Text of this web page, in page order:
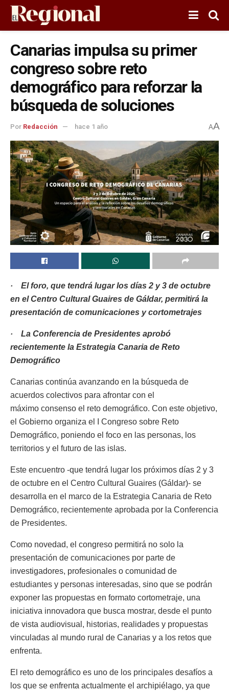
Canarias impulsa su primer
congreso sobre reto
demográfico para reforzar la
búsqueda de soluciones
Por Redacción hace 1 año AA
· El foro, que tendrá lugar los días 2 y 3 de octubre
en el Centro Cultural Guaires de Gáldar, permitirá la
presentación de comunicaciones y cortometrajes
· La Conferencia de Presidentes aprobó
recientemente la Estrategia Canaria de Reto
Demográfico
Canarias continúa avanzando en la búsqueda de
acuerdos colectivos para afrontar con el
máximo consenso el reto demográfico. Con este objetivo,
el Gobierno organiza el I Congreso sobre Reto
Demográfico, poniendo el foco en las personas, los
territorios y el futuro de las islas.
Este encuentro -que tendrá lugar los próximos días 2 y 3
de octubre en el Centro Cultural Guaires (Gáldar)- se
desarrolla en el marco de la Estrategia Canaria de Reto
Demográfico, recientemente aprobada por la Conferencia
de Presidentes.
Como novedad, el congreso permitirá no solo la
presentación de comunicaciones por parte de
investigadores, profesionales o comunidad de
estudiantes y personas interesadas, sino que se podrán
exponer las propuestas en formato cortometraje, una
iniciativa innovadora que busca mostrar, desde el punto
de vista audiovisual, historias, realidades y propuestas
vinculadas al mundo rural de Canarias y a los retos que
enfrenta.
El reto demográfico es uno de los principales desafíos a
los que se enfrenta actualmente el archipiélago, ya que